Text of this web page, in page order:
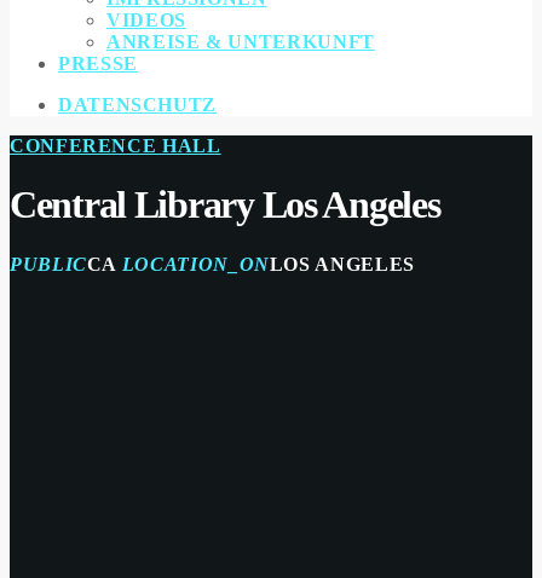
VIDEOS
ANREISE & UNTERKUNFT
PRESSE
DATENSCHUTZ
CONFERENCE HALL
Central Library Los Angeles
PUBLICCA LOCATION_ONLOS ANGELES